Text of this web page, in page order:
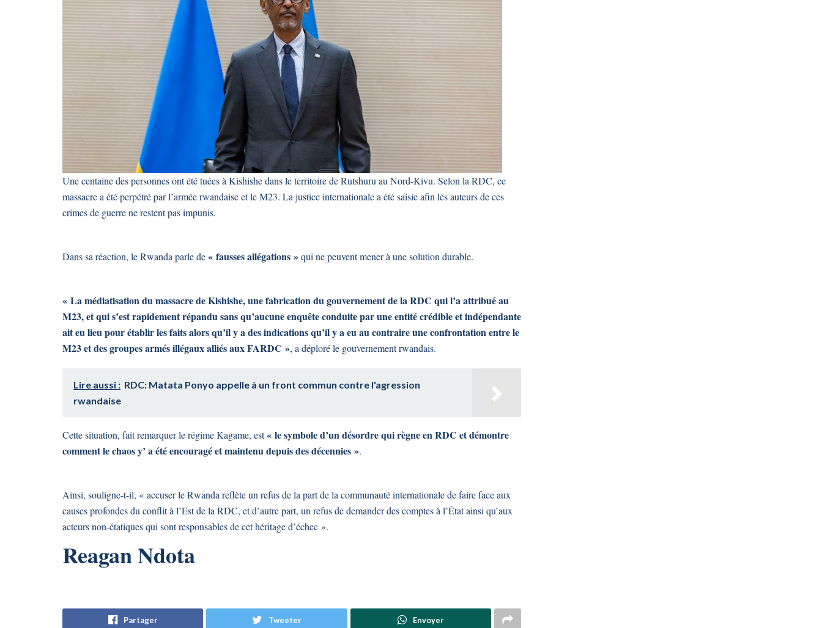
Une centaine des personnes ont été tuées à Kishishe dans le territoire de Rutshuru au Nord-Kivu. Selon la RDC, ce
massacre a été perpétré par l’armée rwandaise et le M23. La justice internationale a été saisie afin les auteurs de ces
crimes de guerre ne restent pas impunis.
Dans sa réaction, le Rwanda parle de« fausses allégations »qui ne peuvent mener à une solution durable.
« La médiatisation du massacre de Kishishe, une fabrication du gouvernement de la RDC qui l’a attribué au
M23, et qui s’est rapidement répandu sans qu’aucune enquête conduite par une entité crédible et indépendante
ait eu lieu pour établir les faits alors qu’il y a des indications qu’il y a eu au contraire une confrontation entre le
M23 et des groupes armés illégaux alliés aux FARDC », a déploré le gouvernement rwandais.
Lire aussi : RDC: Matata Ponyo appelle à un front commun contre l'agression
rwandaise
Cette situation, fait remarquer le régime Kagame, est« le symbole d’un désordre qui règne en RDC et démontre
comment le chaos y’ a été encouragé et maintenu depuis des décennies ».
Ainsi, souligne-t-il, « accuser le Rwanda reflète un refus de la part de la communauté internationale de faire face aux
causes profondes du conflit à l’Est de la RDC, et d’autre part, un refus de demander des comptes à l’État ainsi qu’aux
acteurs non-étatiques qui sont responsables de cet héritage d’échec ».
Reagan Ndota
Partager Tweeter Envoyer